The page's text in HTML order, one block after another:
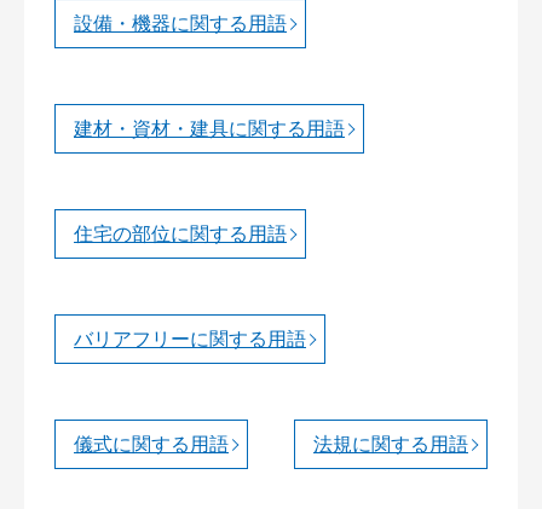
設備・機器に関する用語
建材・資材・建具に関する用語
住宅の部位に関する用語
バリアフリーに関する用語
儀式に関する用語 法規に関する用語